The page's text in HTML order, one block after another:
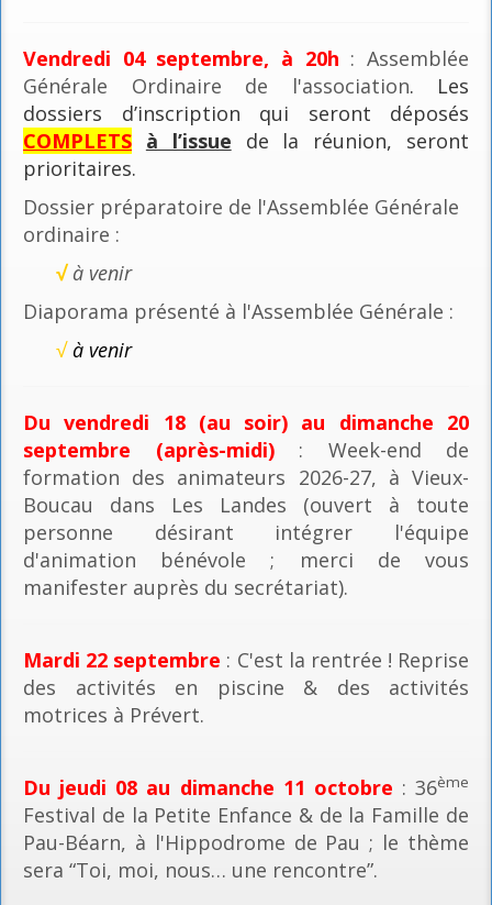
Vendredi 04 septembre, à 20h : Assemblée
Générale Ordinaire de l'association. Les
dossiers d’inscription qui seront déposés
COMPLETS à l’issue de la réunion, seront
prioritaires.
Dossier préparatoire de l'Assemblée Générale
ordinaire :
√ à venir
Diaporama présenté à l'Assemblée Générale :
√à venir
Du vendredi 18 (au soir) au dimanche 20
septembre (après-midi): Week-end de
formation des animateurs 2026-27, à Vieux-
Boucau dans Les Landes (ouvert à toute
personne désirant intégrer l'équipe
d'animation bénévole ; merci de vous
manifester auprès du secrétariat).
Mardi 22 septembre : C'est la rentrée ! Reprise
des activités en piscine & des activités
motrices à Prévert.
Du jeudi 08 au dimanche 11 octobre : 36ème
Festival de la Petite Enfance & de la Famille de
Pau-Béarn, à l'Hippodrome de Pau ; le thème
sera “Toi, moi, nous… une rencontre”.